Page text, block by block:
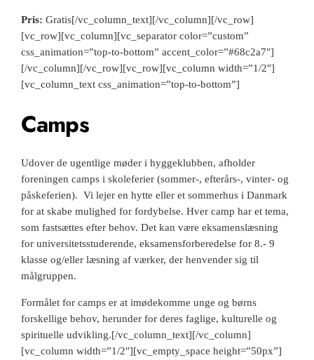
Pris: Gratis[/vc_column_text][/vc_column][/vc_row]
[vc_row][vc_column][vc_separator color=”custom”
css_animation=”top-to-bottom” accent_color=”#68c2a7″]
[/vc_column][/vc_row][vc_row][vc_column width=”1/2″]
[vc_column_text css_animation=”top-to-bottom”]
Camps
Udover de ugentlige møder i hyggeklubben, afholder
foreningen camps i skoleferier (sommer-, efterårs-, vinter- og
påskeferien). Vi lejer en hytte eller et sommerhus i Danmark
for at skabe mulighed for fordybelse. Hver camp har et tema,
som fastsættes efter behov. Det kan være eksamenslæsning
for universitetsstuderende, eksamensforberedelse for 8.- 9
klasse og/eller læsning af værker, der henvender sig til
målgruppen.
Formålet for camps er at imødekomme unge og børns
forskellige behov, herunder for deres faglige, kulturelle og
spirituelle udvikling.[/vc_column_text][/vc_column]
[vc_column width=”1/2″][vc_empty_space height=”50px”]